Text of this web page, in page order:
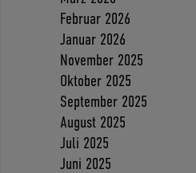
Februar 2026
Januar 2026
November 2025
Oktober 2025
September 2025
August 2025
Juli 2025
Juni 2025